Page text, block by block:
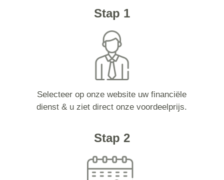
Stap 1
Selecteer op onze website uw financiële
dienst & u ziet direct onze voordeelprijs.
Stap 2